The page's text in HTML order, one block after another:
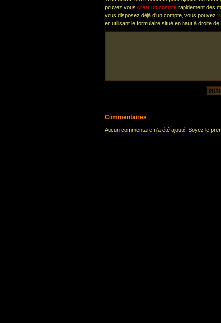
pouvez vous créer un compte rapidement dès
vous disposez déjà d'un compte, vous pouvez
en utilisant le formulaire situé en haut à droite de
Commentaires
Aucun commentaire n'a été ajouté. Soyez le